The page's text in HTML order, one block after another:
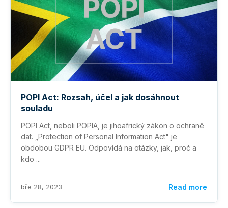
POPI Act: Rozsah, účel a jak dosáhnout
souladu
POPI Act, neboli POPIA, je jihoafrický zákon o ochraně
dat. „Protection of Personal Information Act" je
obdobou GDPR EU. Odpovídá na otázky, jak, proč a
kdo ...
bře 28, 2023 Read more